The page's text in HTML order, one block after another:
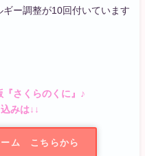
ギー調整が10回付いています
さくらのくに』♪
みは↓↓
ーム こちらから